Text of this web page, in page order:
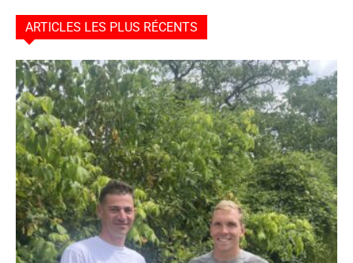
ARTICLES LES PLUS RÉCENTS